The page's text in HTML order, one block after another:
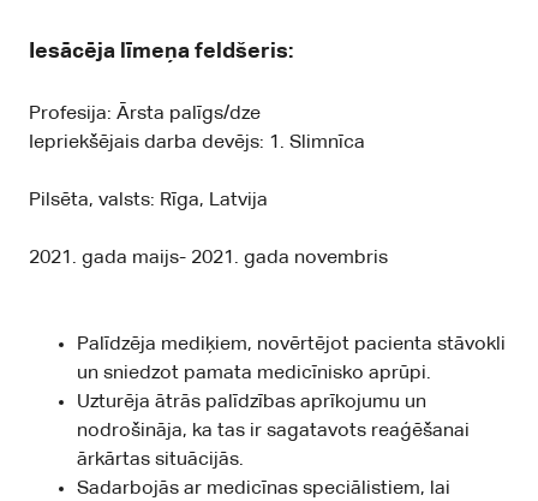
Iesācēja līmeņa feldšeris:
Profesija: Ārsta palīgs/dze
Iepriekšējais darba devējs: 1. Slimnīca
Pilsēta, valsts: Rīga, Latvija
2021. gada maijs- 2021. gada novembris
Palīdzēja mediķiem, novērtējot pacienta stāvokli
un sniedzot pamata medicīnisko aprūpi.
Uzturēja ātrās palīdzības aprīkojumu un
nodrošināja, ka tas ir sagatavots reaģēšanai
ārkārtas situācijās.
Sadarbojās ar medicīnas speciālistiem, lai